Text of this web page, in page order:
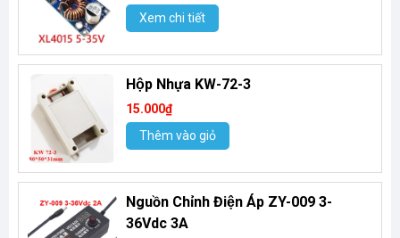
Xem chi tiết
Hộp Nhựa KW-72-3
15.000₫
Thêm vào giỏ
Nguồn Chỉnh Điện Áp ZY-009 3-
36Vdc 3A